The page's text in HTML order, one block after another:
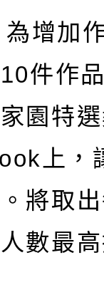
增加
件作
園特
上，
將取
數最